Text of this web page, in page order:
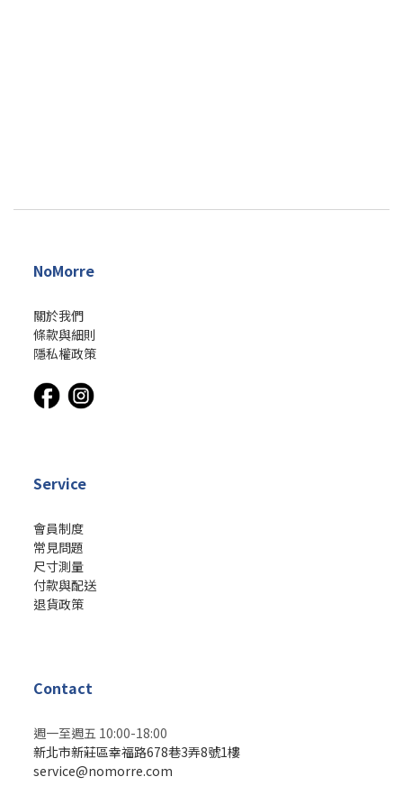
NoMorre
關於我們
條款與細則
隱私權政策
Service
會員制度
常見問題
尺寸測量
付款與配送
退貨政策
Contact
週一至週五 10:00-18:00
新北市新莊區幸福路678巷3弄8號1樓
service@nomorre.com